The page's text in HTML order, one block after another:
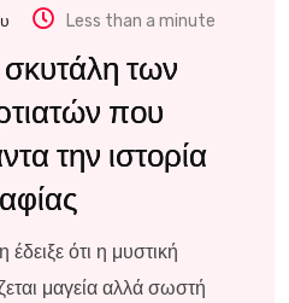
Less than a minute
των
που
την ιστορία
ότι η μυστική
μαγεία αλλά σωστή